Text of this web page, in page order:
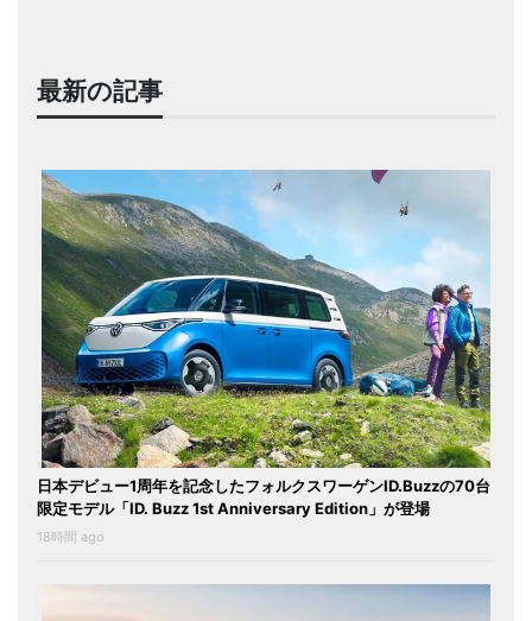
最新の記事
日本デビュー1周年を記念したフォルクスワーゲンID.Buzzの70台
限定モデル「ID. Buzz 1st Anniversary Edition」が登場
18時間 ago